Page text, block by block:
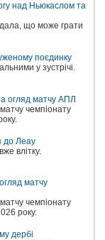
над Ньюкаслом та
що може грати
поєдинку
у зустрічі.
огляд матчу АПЛ
чемпіонату
до Леау
влітку.
матчу
чемпіонату
року.
дербі